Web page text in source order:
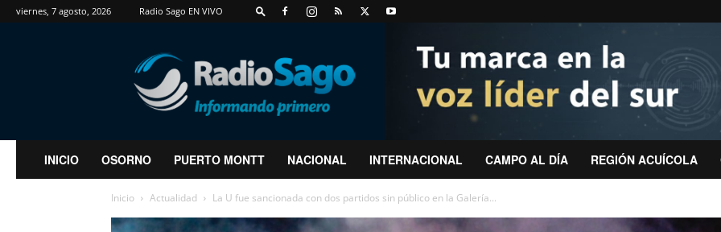
viernes, 7 agosto, 2026 Radio Sago EN VIVO
RadioSago
INICIO OSORNO PUERTO MONTT NACIONAL INTERNACIONAL CAMPO AL DÍA REGIÓN ACUÍCOLA
Inicio Actualidad La U fue sancionada con dos partidos sin público en la Galería...